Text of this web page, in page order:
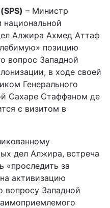
– Министр
национальной
Алжира Ахмед Аттаф
позицию
вопрос Западной
в ходе своей
Генерального
Сахаре Стаффаном де
с визитом в
дел Алжира, встреча
«проследить за
активизацию
вопросу Западной